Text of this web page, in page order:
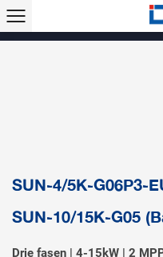
SUN-4/5K-G06P3-
SUN-10/15K-G05
Drie fasen | 4-15kW | 2